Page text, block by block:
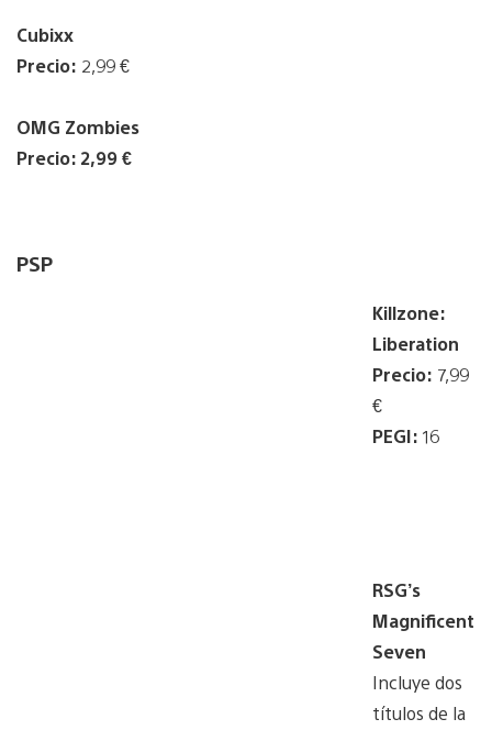
Cubixx
Precio: 2,99 €
OMG Zombies
Precio: 2,99 €
PSP
Killzone:
Liberation
Precio: 7,99
€
PEGI: 16
RSG’s
Magnificent
Seven
Incluye dos
títulos de la